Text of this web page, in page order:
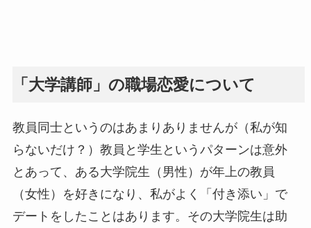
「大学講師」の職場恋愛について
教員同士というのはあまりありませんが（私が知
らないだけ？）教員と学生というパターンは意外
とあって、ある大学院生（男性）が年上の教員
（女性）を好きになり、私がよく「付き添い」で
デートをしたことはあります。その大学院生は助